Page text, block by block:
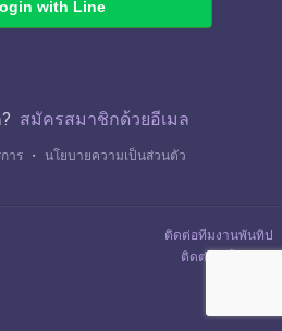
with Line
สมัครสมาชิกด้วยอีเมล
าร ・ นโยบายความเป็นส่วนตัว
ติดต่อทีมงานพันทิป
ติดต่อลงโฆษณา